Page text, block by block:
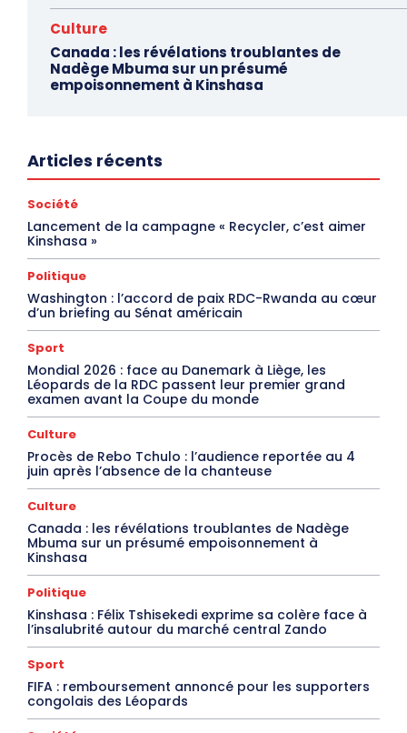
Culture
Canada : les révélations troublantes de
Nadège Mbuma sur un présumé
empoisonnement à Kinshasa
Articles récents
Société
Lancement de la campagne « Recycler, c’est aimer
Kinshasa »
Politique
Washington : l’accord de paix RDC-Rwanda au cœur
d’un briefing au Sénat américain
Sport
Mondial 2026 : face au Danemark à Liège, les
Léopards de la RDC passent leur premier grand
examen avant la Coupe du monde
Culture
Procès de Rebo Tchulo : l’audience reportée au 4
juin après l’absence de la chanteuse
Culture
Canada : les révélations troublantes de Nadège
Mbuma sur un présumé empoisonnement à
Kinshasa
Politique
Kinshasa : Félix Tshisekedi exprime sa colère face à
l’insalubrité autour du marché central Zando
Sport
FIFA : remboursement annoncé pour les supporters
congolais des Léopards